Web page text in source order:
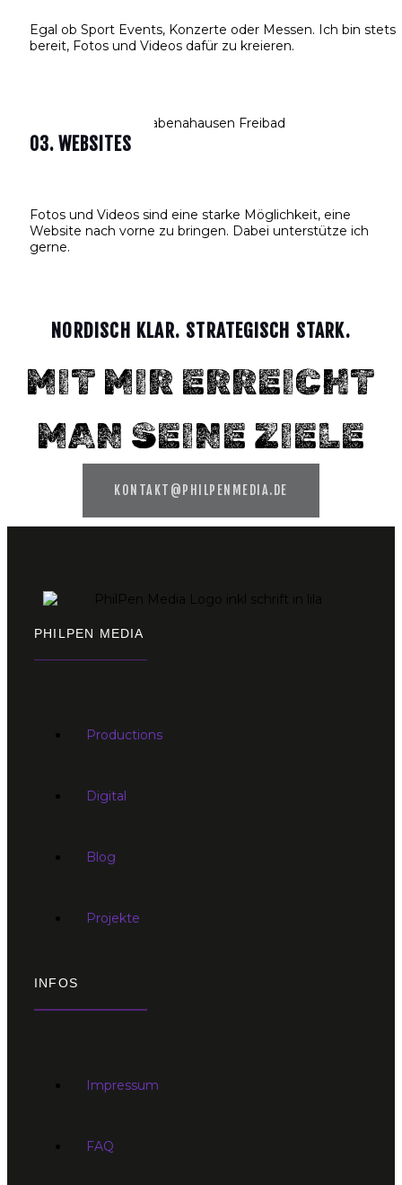
Egal ob Sport Events, Konzerte oder Messen. Ich bin stets
bereit, Fotos und Videos dafür zu kreieren.
03. WEBSITES
Fotos und Videos sind eine starke Möglichkeit, eine
Website nach vorne zu bringen. Dabei unterstütze ich
gerne.
NORDISCH KLAR. STRATEGISCH STARK.
MIT MIR ERREICHT
MAN SEINE ZIELE
KONTAKT@PHILPENMEDIA.DE
PHILPEN MEDIA
Productions
Digital
Blog
Projekte
INFOS
Impressum
FAQ